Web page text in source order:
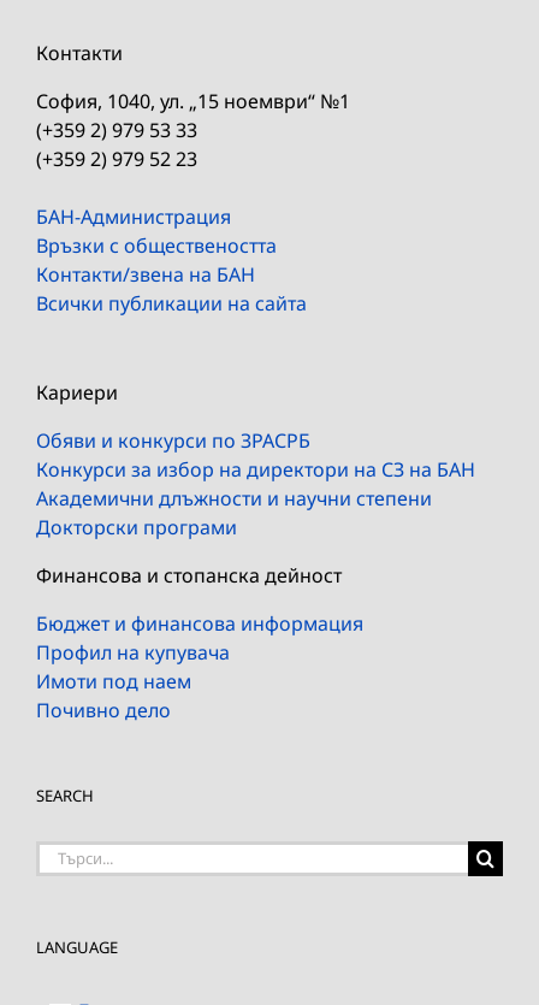
Контакти
София, 1040, ул. „15 ноември“ №1
(+359 2) 979 53 33
(+359 2) 979 52 23
БАН-Администрация
Връзки с обществеността
Контакти/звена на БАН
Всички публикации на сайта
Кариери
Обяви и конкурси по ЗРАСРБ
Конкурси за избор на директори на СЗ на БАН
Академични длъжности и научни степени
Докторски програми
Финансова и стопанска дейност
Бюджет и финансова информация
Профил на купувача
Имоти под наем
Почивно дело
SEARCH
Търсене
LANGUAGE